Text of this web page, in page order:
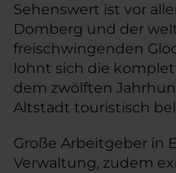
Sehenswert ist vor
Domberg und der
freischwingenden
lohnt sich die
dem zwölften
Altstadt touristisch
Große Arbeitgeber in
Verwaltung, zudem